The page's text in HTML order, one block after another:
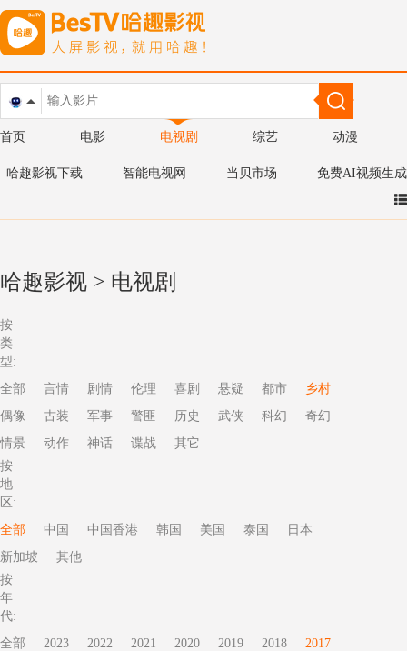
首页 电影 电视剧 综艺 动漫
哈趣影视下载 智能电视网 当贝市场 免费AI视频生成
哈趣影视 > 电视剧
按
类
型:
全部
言情 剧情 伦理 喜剧 悬疑 都市
乡村
偶像
古装 军事 警匪 历史 武侠 科幻
奇幻
情景
动作 神话 谍战
其它
按
地
区:
全部
中国 中国香港 韩国 美国 泰国
日本
新加坡
其他
按
年
代:
全部
2023 2022 2021 2020 2019 2018
2017